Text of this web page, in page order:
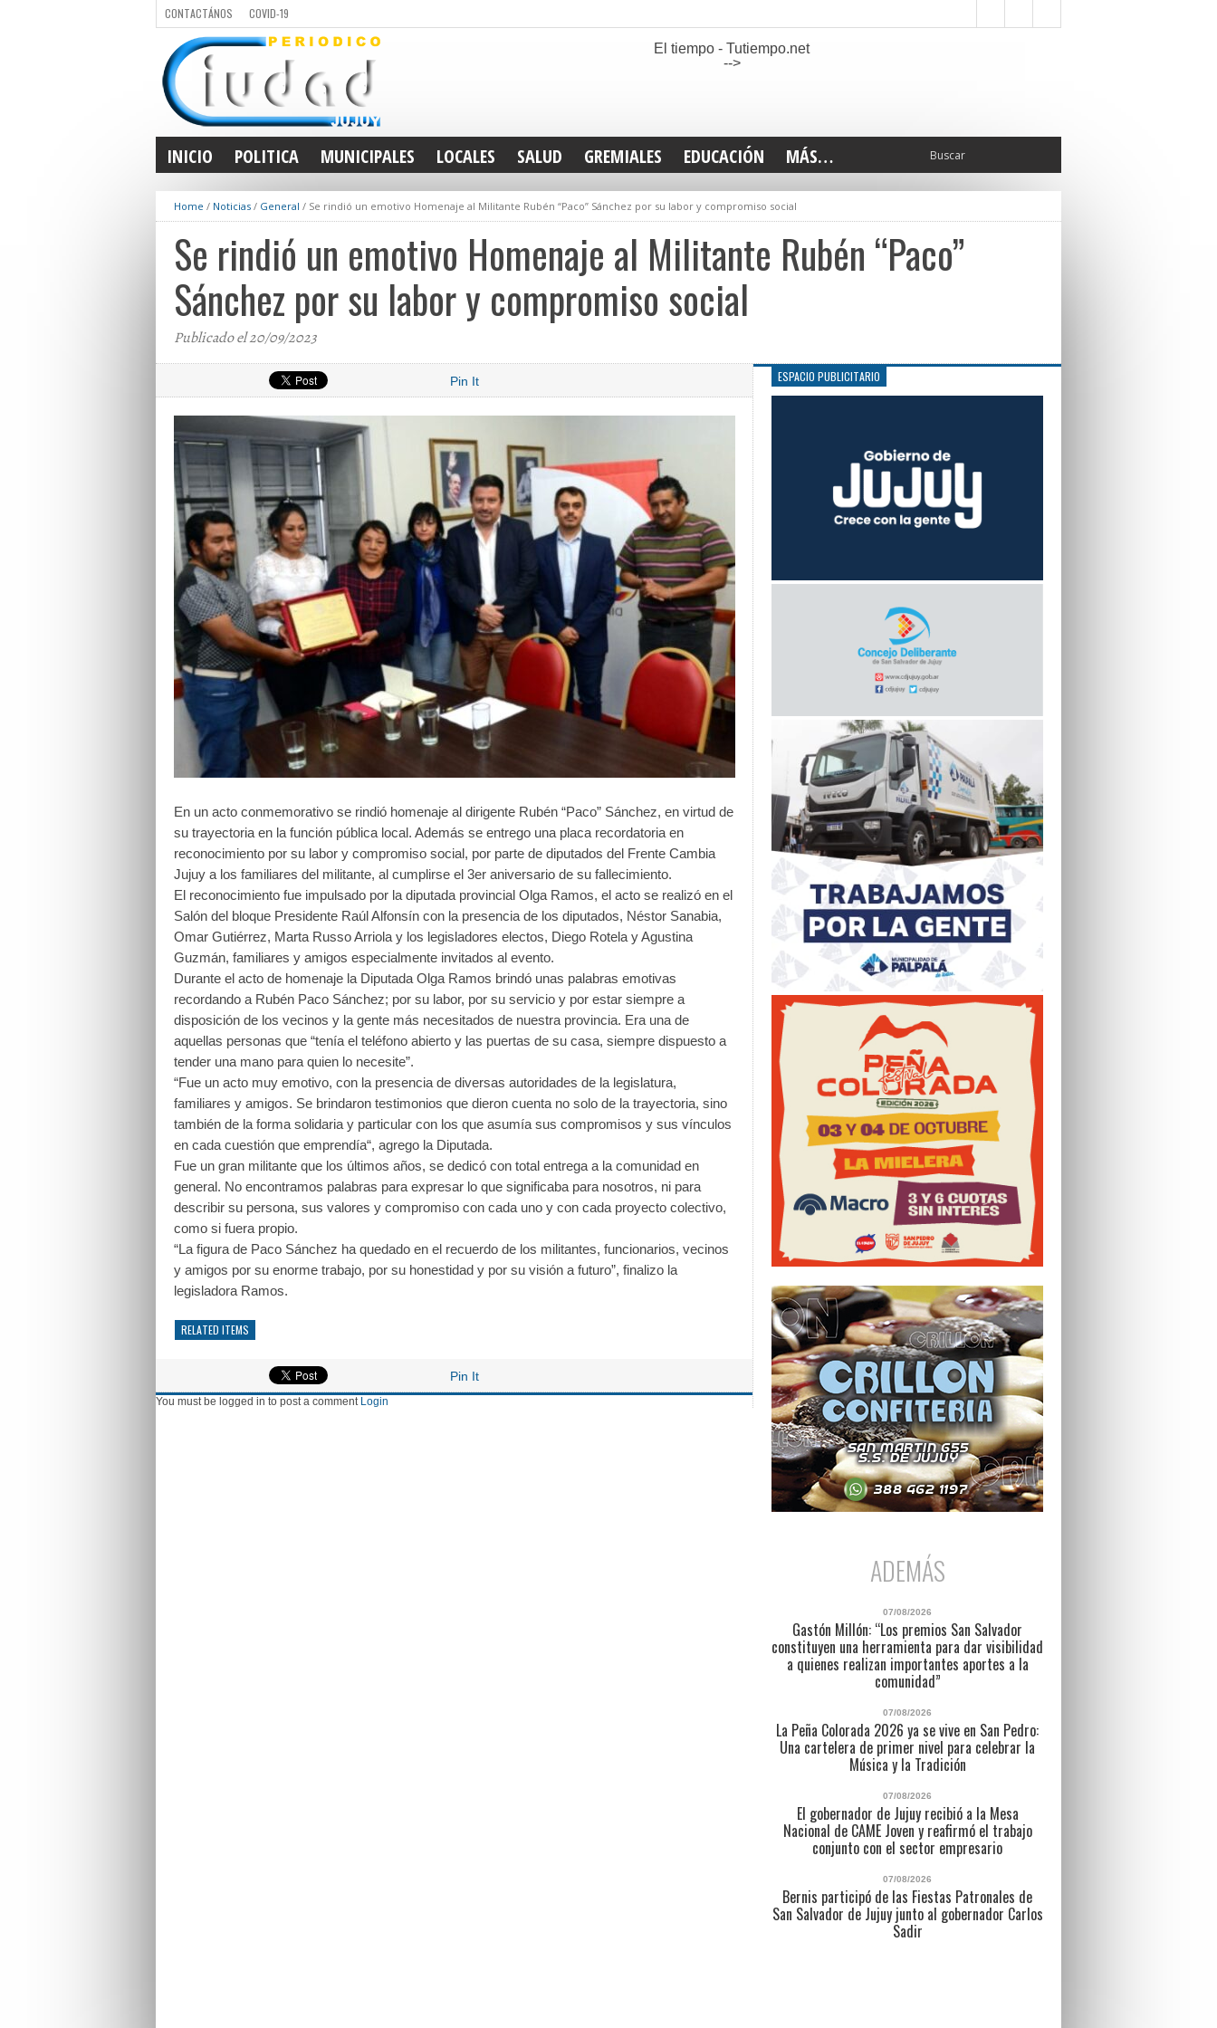
CONTACTÁNOS COVID-19
El tiempo - Tutiempo.net
-->
INICIO POLITICA MUNICIPALES LOCALES SALUD GREMIALES EDUCACIÓN MÁS…
INTERIOR
DEPORTES
ELECCIONES 2025
LEGISLATIVO
Home / Noticias / General / Se rindió un emotivo Homenaje al Militante Rubén “Paco” Sánchez por su labor y compromiso social
Se rindió un emotivo Homenaje al Militante Rubén “Paco”
Sánchez por su labor y compromiso social
Publicado el 20/09/2023
Pin It
En un acto conmemorativo se rindió homenaje al dirigente Rubén “Paco” Sánchez, en virtud de
su trayectoria en la función pública local. Además se entrego una placa recordatoria en
reconocimiento por su labor y compromiso social, por parte de diputados del Frente Cambia
Jujuy a los familiares del militante, al cumplirse el 3er aniversario de su fallecimiento.
El reconocimiento fue impulsado por la diputada provincial Olga Ramos, el acto se realizó en el
Salón del bloque Presidente Raúl Alfonsín con la presencia de los diputados, Néstor Sanabia,
Omar Gutiérrez, Marta Russo Arriola y los legisladores electos, Diego Rotela y Agustina
Guzmán, familiares y amigos especialmente invitados al evento.
Durante el acto de homenaje la Diputada Olga Ramos brindó unas palabras emotivas
recordando a Rubén Paco Sánchez; por su labor, por su servicio y por estar siempre a
disposición de los vecinos y la gente más necesitados de nuestra provincia. Era una de
aquellas personas que “tenía el teléfono abierto y las puertas de su casa, siempre dispuesto a
tender una mano para quien lo necesite”.
“Fue un acto muy emotivo, con la presencia de diversas autoridades de la legislatura,
familiares y amigos. Se brindaron testimonios que dieron cuenta no solo de la trayectoria, sino
también de la forma solidaria y particular con los que asumía sus compromisos y sus vínculos
en cada cuestión que emprendía“, agrego la Diputada.
Fue un gran militante que los últimos años, se dedicó con total entrega a la comunidad en
general. No encontramos palabras para expresar lo que significaba para nosotros, ni para
describir su persona, sus valores y compromiso con cada uno y con cada proyecto colectivo,
como si fuera propio.
“La figura de Paco Sánchez ha quedado en el recuerdo de los militantes, funcionarios, vecinos
y amigos por su enorme trabajo, por su honestidad y por su visión a futuro”, finalizo la
legisladora Ramos.
RELATED ITEMS
Pin It
You must be logged in to post a comment Login
ESPACIO PUBLICITARIO
ADEMÁS
07/08/2026
Gastón Millón: “Los premios San Salvador
constituyen una herramienta para dar visibilidad
a quienes realizan importantes aportes a la
comunidad”
07/08/2026
La Peña Colorada 2026 ya se vive en San Pedro:
Una cartelera de primer nivel para celebrar la
Música y la Tradición
07/08/2026
El gobernador de Jujuy recibió a la Mesa
Nacional de CAME Joven y reafirmó el trabajo
conjunto con el sector empresario
07/08/2026
Bernis participó de las Fiestas Patronales de
San Salvador de Jujuy junto al gobernador Carlos
Sadir